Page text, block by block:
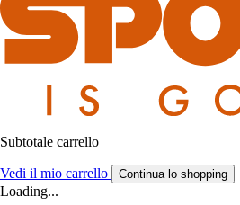
Subtotale carrello
Vedi il mio carrello Continua lo shopping
Loading...